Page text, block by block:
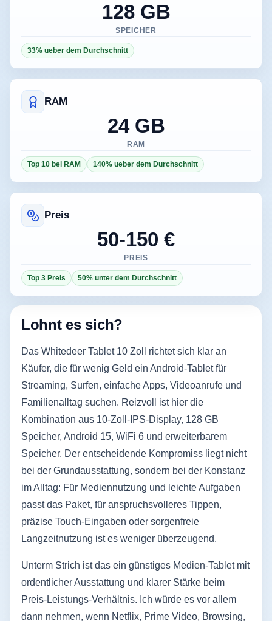
128 GB
SPEICHER
33% ueber dem Durchschnitt
RAM
24 GB
RAM
Top 10 bei RAM 140% ueber dem Durchschnitt
Preis
50-150 €
PREIS
Top 3 Preis 50% unter dem Durchschnitt
Lohnt es sich?
Das Whitedeer Tablet 10 Zoll richtet sich klar an
Käufer, die für wenig Geld ein Android-Tablet für
Streaming, Surfen, einfache Apps, Videoanrufe und
Familienalltag suchen. Reizvoll ist hier die
Kombination aus 10-Zoll-IPS-Display, 128 GB
Speicher, Android 15, WiFi 6 und erweiterbarem
Speicher. Der entscheidende Kompromiss liegt nicht
bei der Grundausstattung, sondern bei der Konstanz
im Alltag: Für Mediennutzung und leichte Aufgaben
passt das Paket, für anspruchsvolleres Tippen,
präzise Touch-Eingaben oder sorgenfreie
Langzeitnutzung ist es weniger überzeugend.
Unterm Strich ist das ein günstiges Medien-Tablet mit
ordentlicher Ausstattung und klarer Stärke beim
Preis-Leistungs-Verhältnis. Ich würde es vor allem
dann nehmen, wenn Netflix, Prime Video, Browsing,